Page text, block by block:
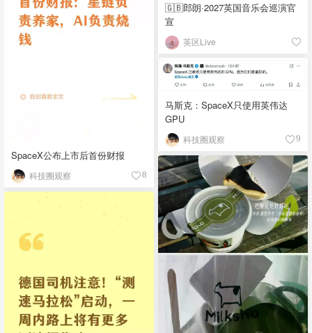
🇬🇧郎朗·2027英国音乐会巡演官
宣
英区Live
SpaceX公布上市后首份财报
科技圈观察 8
马斯克：SpaceX只使用英伟达
GPU
科技圈观察 9